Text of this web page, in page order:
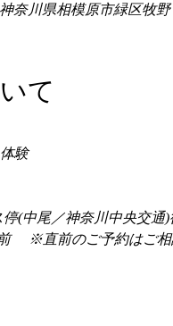
奈川県相模原市緑区牧
て
験
(中尾／神奈川中央交通)
　※直前のご予約はご